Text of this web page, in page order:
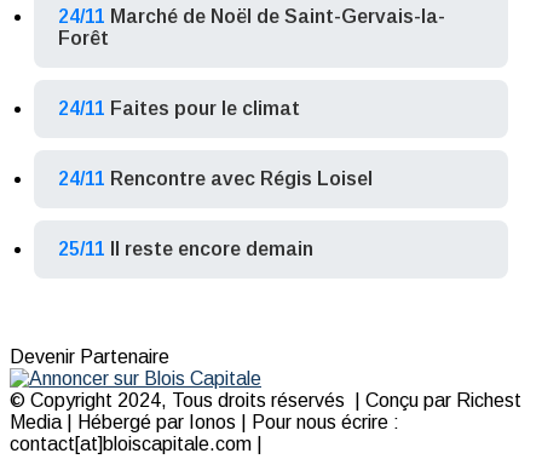
24/11 Marché de Noël de Saint-Gervais-la-
Forêt
24/11 Faites pour le climat
24/11 Rencontre avec Régis Loisel
25/11 Il reste encore demain
Devenir Partenaire
© Copyright 2024, Tous droits réservés | Conçu par Richest
Media | Hébergé par Ionos | Pour nous écrire :
contact[at]bloiscapitale.com |